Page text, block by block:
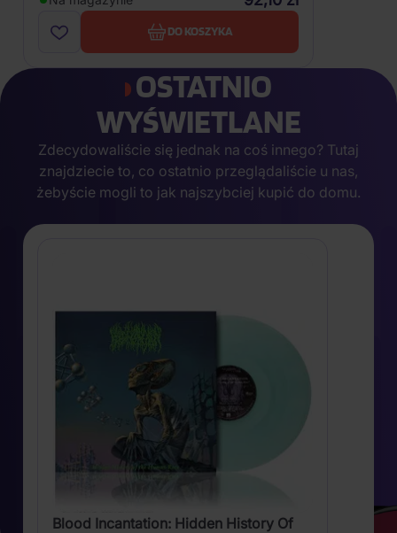
DO KOSZYKA
OSTATNIO
WYŚWIETLANE
Zdecydowaliście się jednak na coś innego? Tutaj
znajdziecie to, co ostatnio przeglądaliście u nas,
żebyście mogli to jak najszybciej kupić do domu.
Blood Incantation: Hidden History Of